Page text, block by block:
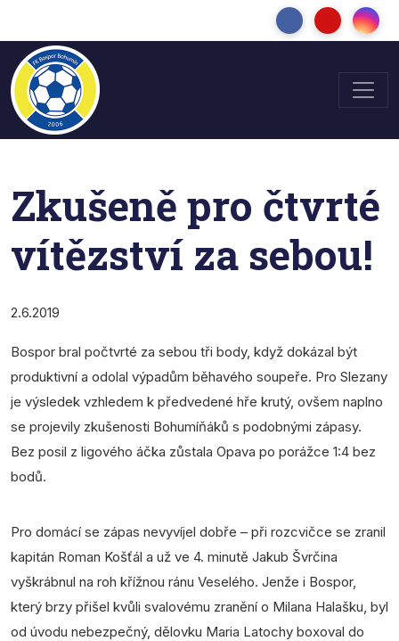
Zkušeně pro čtvrté
vítězství za sebou!
2.6.2019
Bospor bral počtvrté za sebou tři body, když dokázal být
produktivní a odolal výpadům běhavého soupeře. Pro Slezany
je výsledek vzhledem k předvedené hře krutý, ovšem naplno
se projevily zkušenosti Bohumíňáků s podobnými zápasy.
Bez posil z ligového áčka zůstala Opava po porážce 1:4 bez
bodů.
Pro domácí se zápas nevyvíjel dobře – při rozcvičce se zranil
kapitán Roman Košťál a už ve 4. minutě Jakub Švrčina
vyškrábnul na roh křížnou ránu Veselého. Jenže i Bospor,
který brzy přišel kvůli svalovému zranění o Milana Halašku, byl
od úvodu nebezpečný, dělovku Maria Latochy boxoval do